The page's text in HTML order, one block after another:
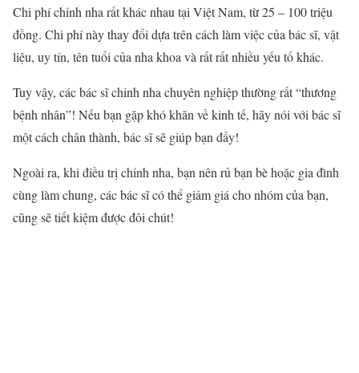
Chi phíchỉnh nharất khác nhau tại Việt Nam, từ 25 – 100 triệu
đồng. Chi phí này thay đổi dựa trên cách làm việc của bác sĩ, vật
liệu, uy tín, tên tuổi củanha khoavà rất rất nhiều yếu tố khác.
Tuy vậy, các bác sĩchỉnh nhachuyên nghiệp thường rất “thương
bệnh nhân”! Nếu bạn gặp khó khăn về kinh tế, hãy nói với bác sĩ
một cách chân thành, bác sĩ sẽ giúp bạn đấy!
Ngoài ra, khi điều trịchỉnh nha, bạn nên rủ bạn bè hoặc gia đình
cùng làm chung, các bác sĩ có thể giảm giá cho nhóm của bạn,
cũng sẽ tiết kiệm được đôi chút!